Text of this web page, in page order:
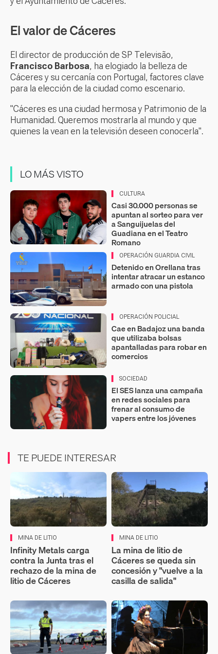
El valor de Cáceres
El director de producción de SP Televisão,
Francisco Barbosa, ha elogiado la belleza de
Cáceres y su cercanía con Portugal, factores clave
para la elección de la ciudad como escenario.
"Cáceres es una ciudad hermosa y Patrimonio de la
Humanidad. Queremos mostrarla al mundo y que
quienes la vean en la televisión deseen conocerla".
LO MÁS VISTO
CULTURA
Casi 30.000 personas se
apuntan al sorteo para ver
a Sanguijuelas del
Guadiana en el Teatro
Romano
OPERACIÓN GUARDIA CIVIL
Detenido en Orellana tras
intentar atracar un estanco
armado con una pistola
OPERACIÓN POLICIAL
Cae en Badajoz una banda
que utilizaba bolsas
apantalladas para robar en
comercios
SOCIEDAD
El SES lanza una campaña
en redes sociales para
frenar al consumo de
vapers entre los jóvenes
TE PUEDE INTERESAR
MINA DE LITIO
Infinity Metals carga
contra la Junta tras el
rechazo de la mina de
litio de Cáceres
MINA DE LITIO
La mina de litio de
Cáceres se queda sin
concesión y "vuelve a la
casilla de salida"